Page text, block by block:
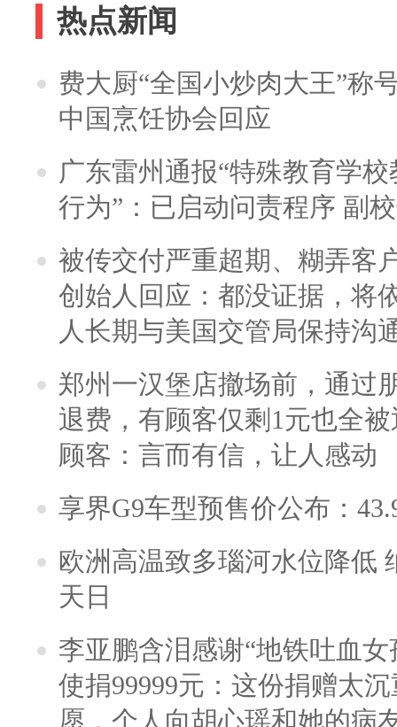
热点新闻
费大厨“全国小炒肉大王”称
中国烹饪协会回应
广东雷州通报“特殊教育学
行为”：已启动问责程序 副
被传交付严重超期、糊弄客
创始人回应：都没证据，将
人长期与美国交管局保持沟
郑州一汉堡店撤场前，通过
退费，有顾客仅剩1元也全
顾客：言而有信，让人感动
享界G9车型预售价公布：
欧洲高温致多瑙河水位降低
天日
李亚鹏含泪感谢“地铁吐血
使捐99999元：这份捐赠太
愿，个人向胡心瑶和她的病